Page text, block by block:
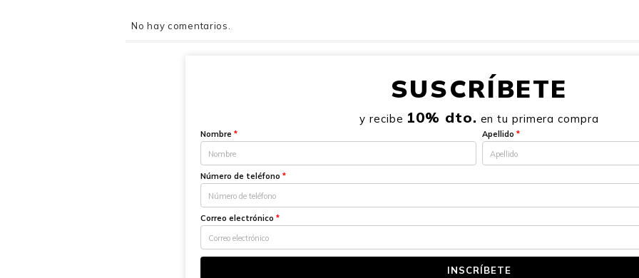
No hay comentarios.
SUSCRÍBETE
y recibe 10% dto. en tu primera compra
Nombre * Apellido *
Número de teléfono *
Correo electrónico *
INSCRÍBETE